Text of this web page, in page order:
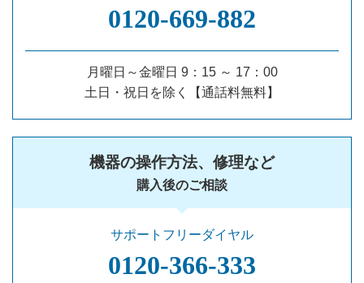
0120‐669‐882
月曜日～金曜日 9：15 ～ 17：00
土日・祝日を除く【通話料無料】
機器の操作方法、修理など
購入後のご相談
サポートフリーダイヤル
0120‐366‐333